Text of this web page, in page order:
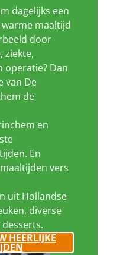
dagelijks een
maaltijd
door
ziekte,
operatie? Dan
van De
de
en
En
vers
uit Hollandse
diverse
HEERLIJKE